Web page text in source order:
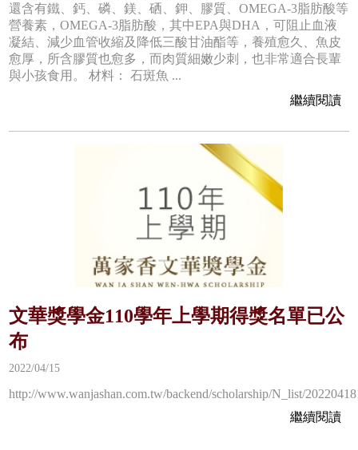
還含有鐵、鈣、磷、鎂、硒、鉀、膠質、OMEGA-3脂肪酸等
營養素，OMEGA-3脂肪酸，其中EPA與DHA，可阻止血液
凝結、減少血管收縮及降低三酸甘油酯等，養殖愈久、魚皮
愈厚，所含膠質也愈多，而肉質細嫩少刺，也非常適合長輩
與小孩食用。 材料： 石斑魚 ...
繼續閱讀
文華獎學金110學年上學期得獎名單已公
布
2022/04/15
http://www.wanjashan.com.tw/backend/scholarship/N_list/
繼續閱讀